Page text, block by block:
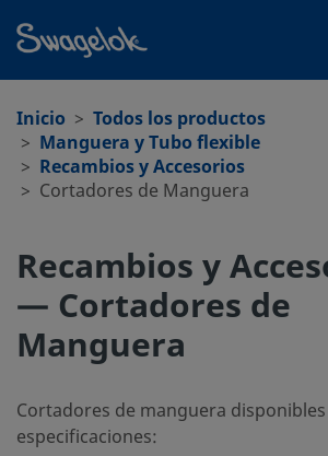
Inicio
Todos los productos
Manguera y Tubo flexible
Recambios y Accesorios
Cortadores de Manguera
Recambios y
— Cortadores de
Manguera
Cortadores de manguera
especificaciones: